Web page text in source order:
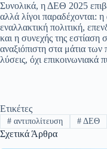
Συνολικά, η ΔΕΘ 2025
αλλά λίγοι παραδέχονται:
εναλλακτική πολιτική,
και η συνεχής της εστίαση
αναξιόπιστη στα μάτια των
λύσεις, όχι επικοινωνιακά
Ετικέτες
#αντιπολίτευση #ΔΕΘ
Σχετικά Άρθρα